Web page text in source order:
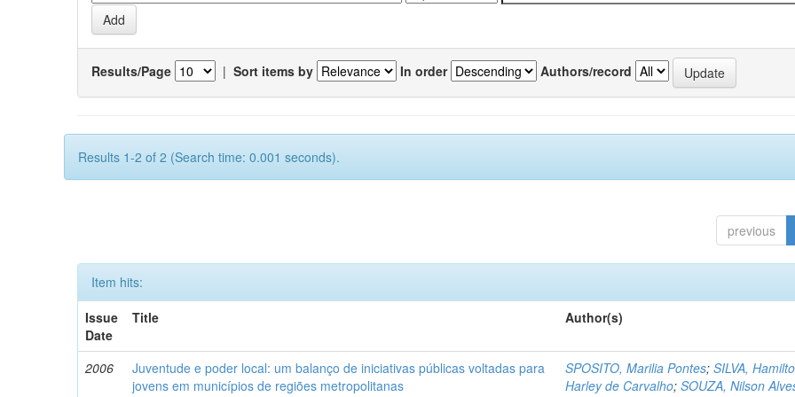
Results/Page | Sort items by In order Authors/record
Results 1-2 of 2 (Search time: 0.001 seconds).
previous
Item hits:
Issue
Date
Title Author(s)
2006
Juventude e poder local: um balanço de iniciativas públicas voltadas para
jovens em municípios de regiões metropolitanas
SPOSITO, Marilia Pontes; SILVA,
Harley de Carvalho; SOUZA, Nilson